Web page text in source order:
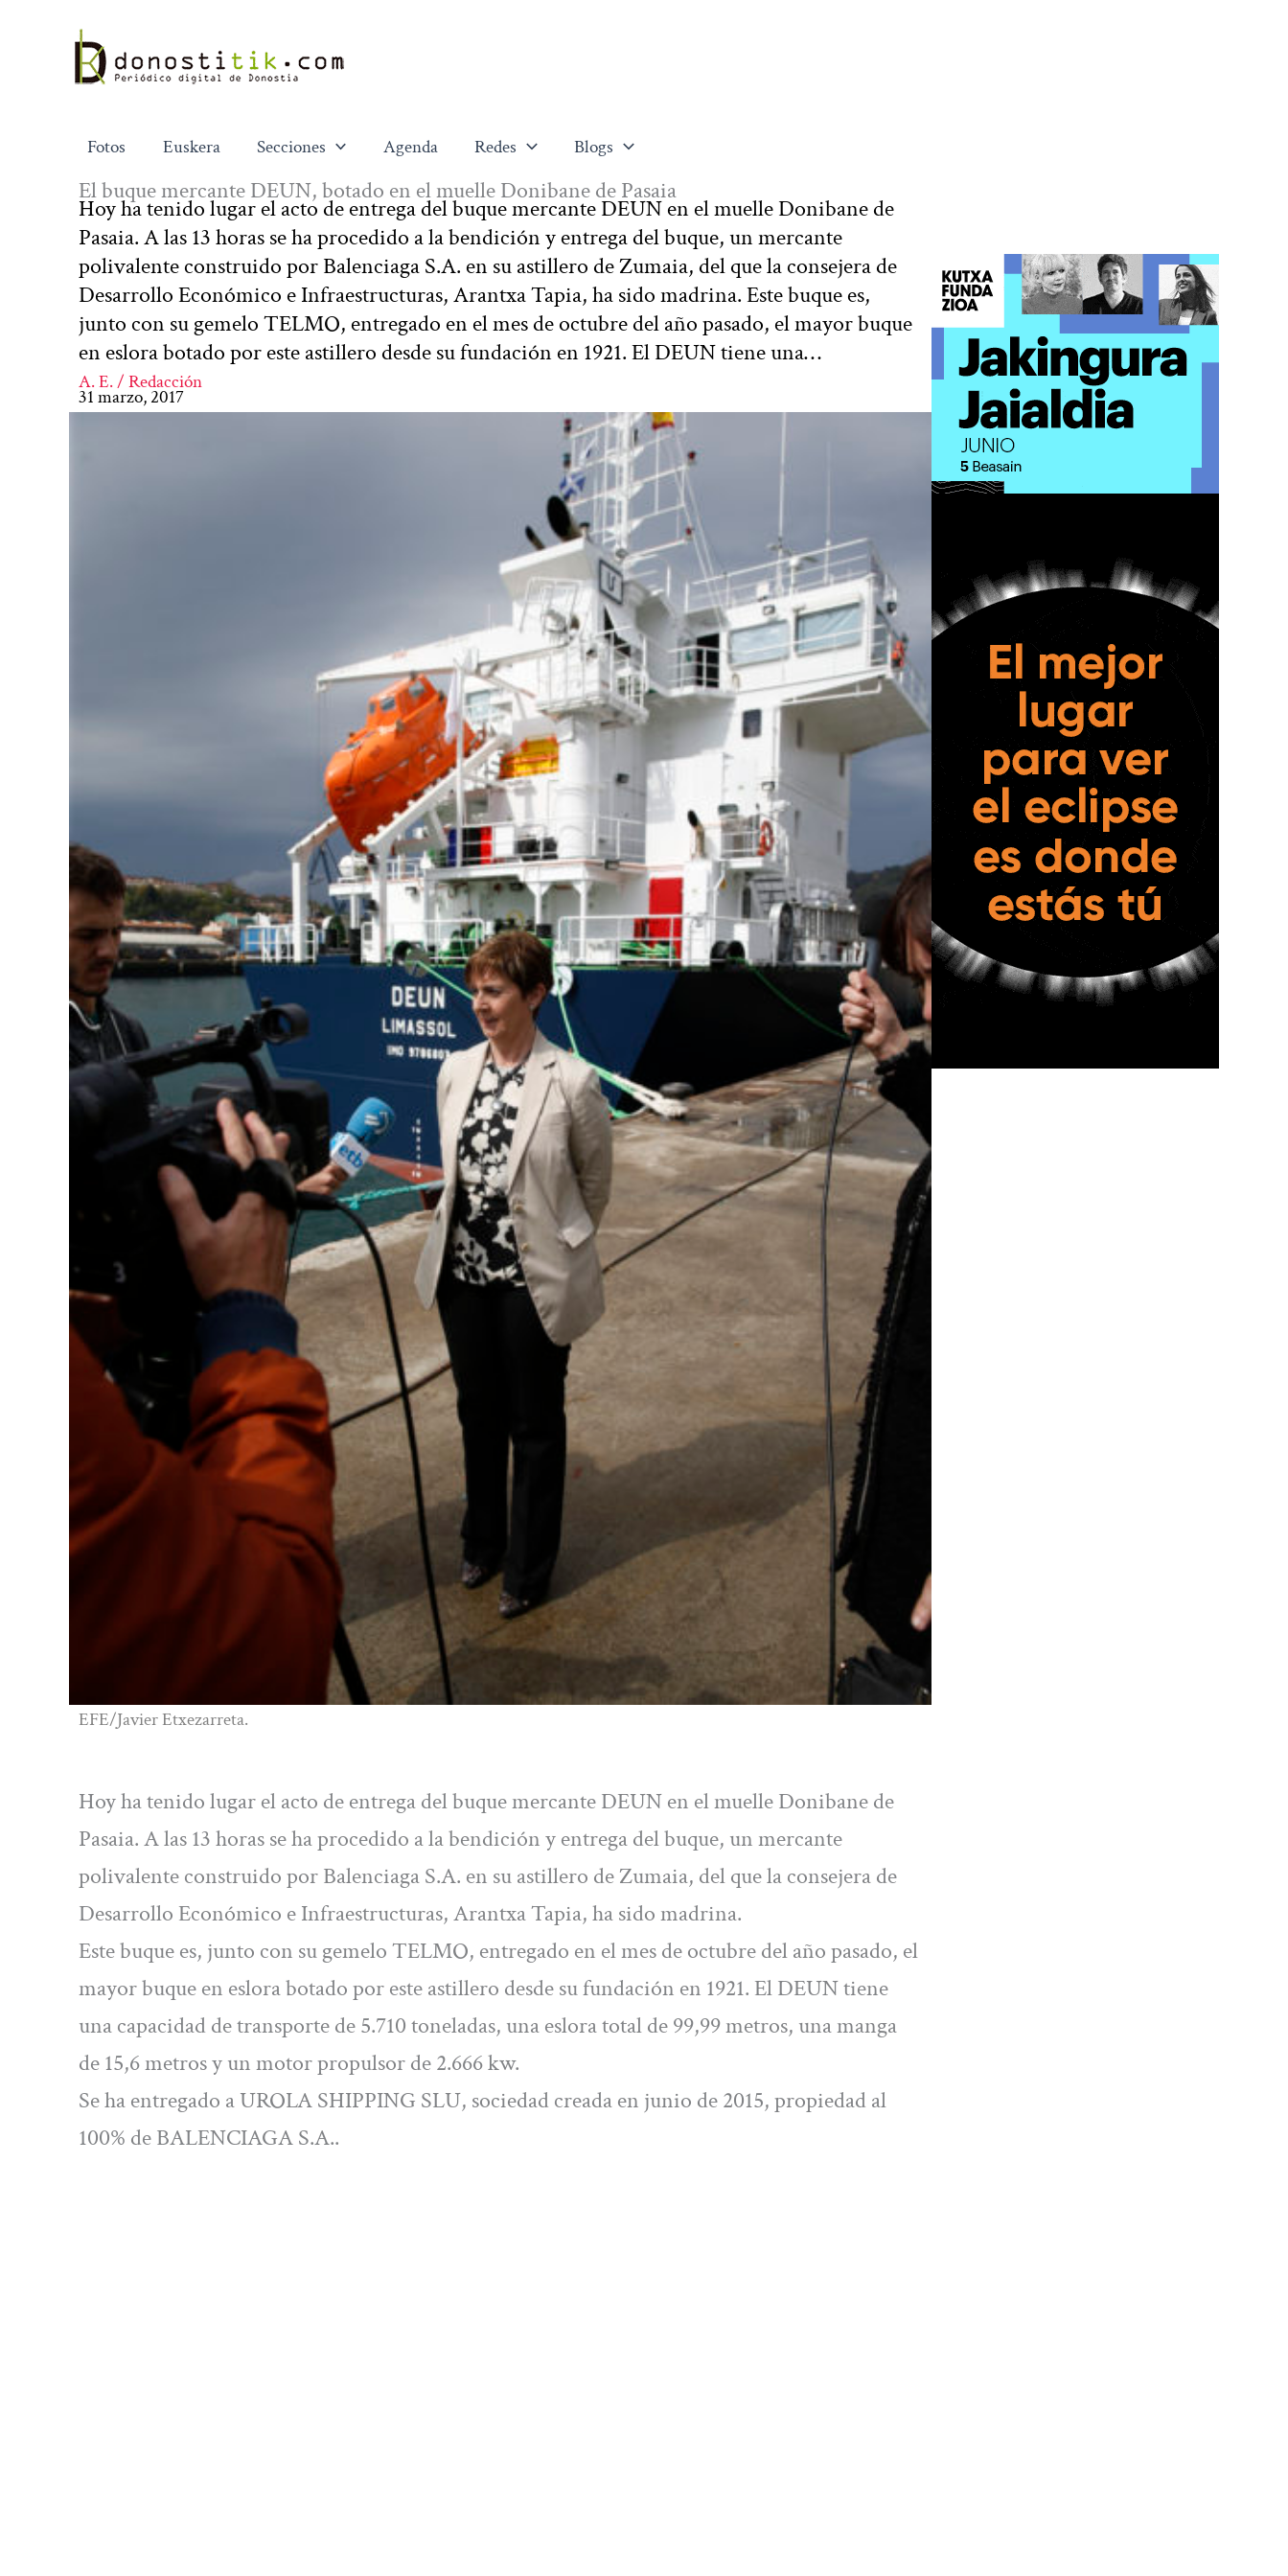
contenido
Fotos Euskera Secciones Agenda Redes Blogs
El buque mercante DEUN, botado en el muelle Donibane de Pasaia
Hoy ha tenido lugar el acto de entrega del buque mercante DEUN en el muelle Donibane de
Pasaia. A las 13 horas se ha procedido a la bendición y entrega del buque, un mercante
polivalente construido por Balenciaga S.A. en su astillero de Zumaia, del que la consejera de
Desarrollo Económico e Infraestructuras, Arantxa Tapia, ha sido madrina. Este buque es,
junto con su gemelo TELMO, entregado en el mes de octubre del año pasado, el mayor buque
en eslora botado por este astillero desde su fundación en 1921. El DEUN tiene una…
A. E. / Redacción
31 marzo, 2017
EFE/Javier Etxezarreta.
Hoy ha tenido lugar el acto de entrega del buque mercante DEUN en el muelle Donibane de
Pasaia. A las 13 horas se ha procedido a la bendición y entrega del buque, un mercante
polivalente construido por Balenciaga S.A. en su astillero de Zumaia, del que la consejera de
Desarrollo Económico e Infraestructuras, Arantxa Tapia, ha sido madrina.
Este buque es, junto con su gemelo TELMO, entregado en el mes de octubre del año pasado, el
mayor buque en eslora botado por este astillero desde su fundación en 1921. El DEUN tiene
una capacidad de transporte de 5.710 toneladas, una eslora total de 99,99 metros, una manga
de 15,6 metros y un motor propulsor de 2.666 kw.
Se ha entregado a UROLA SHIPPING SLU, sociedad creada en junio de 2015, propiedad al
100% de BALENCIAGA S.A..